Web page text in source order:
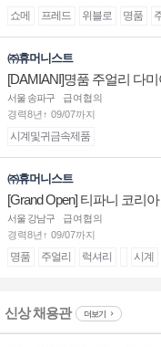
쇼메 프레드 위블로 명품
㈜휴머니스트
[DAMIANI]명품 주얼리 다
부점장/판매사원 채용
서울 송파구
급여협의
경력8년↑ 09/07까지
시계및귀금속제품
㈜휴머니스트
[Grand Open] 티파니 코리
계대전 판매사원 채용
서울 강남구
급여협의
경력8년↑ 09/07까지
명품 주얼리 럭셔리 시계
신상 채용관 더보기